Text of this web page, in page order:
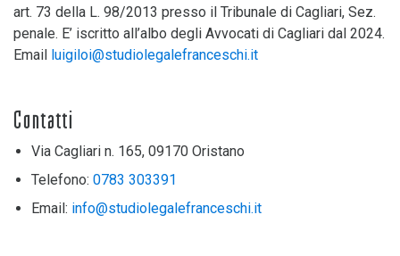
art. 73 della L. 98/2013 presso il Tribunale di Cagliari, Sez.
penale. E’ iscritto all’albo degli Avvocati di Cagliari dal 2024.
Email luigiloi@studiolegalefranceschi.it
Contatti
Via Cagliari n. 165, 09170 Oristano
Telefono: 0783 303391
Email: info@studiolegalefranceschi.it